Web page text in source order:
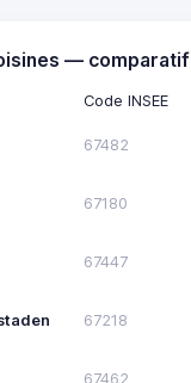
— comparatif
Code INSEE
67482
67180
67447
67218
67462